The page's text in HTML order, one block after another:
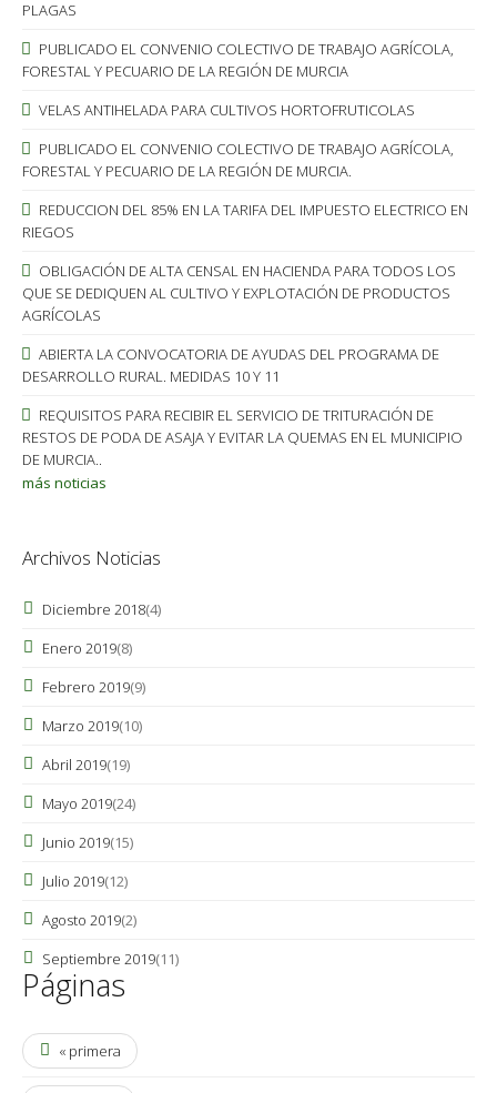
PLAGAS
PUBLICADO EL CONVENIO COLECTIVO DE TRABAJO AGRÍCOLA,
FORESTAL Y PECUARIO DE LA REGIÓN DE MURCIA
VELAS ANTIHELADA PARA CULTIVOS HORTOFRUTICOLAS
PUBLICADO EL CONVENIO COLECTIVO DE TRABAJO AGRÍCOLA,
FORESTAL Y PECUARIO DE LA REGIÓN DE MURCIA.
REDUCCION DEL 85% EN LA TARIFA DEL IMPUESTO ELECTRICO EN
RIEGOS
OBLIGACIÓN DE ALTA CENSAL EN HACIENDA PARA TODOS LOS
QUE SE DEDIQUEN AL CULTIVO Y EXPLOTACIÓN DE PRODUCTOS
AGRÍCOLAS
ABIERTA LA CONVOCATORIA DE AYUDAS DEL PROGRAMA DE
DESARROLLO RURAL. MEDIDAS 10 Y 11
REQUISITOS PARA RECIBIR EL SERVICIO DE TRITURACIÓN DE
RESTOS DE PODA DE ASAJA Y EVITAR LA QUEMAS EN EL MUNICIPIO
DE MURCIA..
más noticias
Archivos Noticias
Diciembre 2018(4)
Enero 2019(8)
Febrero 2019(9)
Marzo 2019(10)
Abril 2019(19)
Mayo 2019(24)
Junio 2019(15)
Julio 2019(12)
Agosto 2019(2)
Septiembre 2019(11)
Páginas
« primera